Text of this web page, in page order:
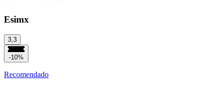
Esimx
3,3
-10%
Recomendado